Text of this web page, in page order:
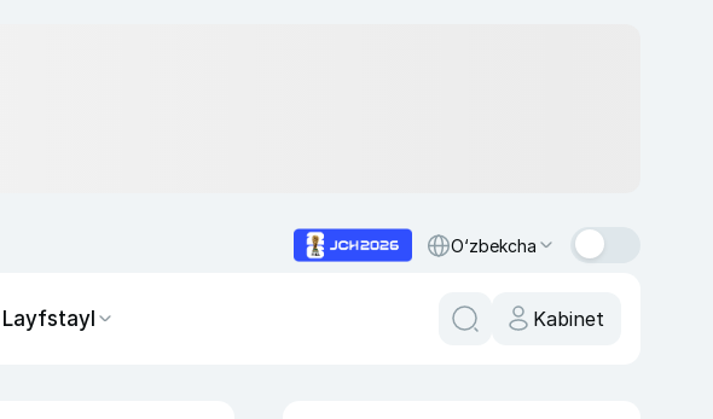
O‘zbekcha
Layfstayl Kabinet